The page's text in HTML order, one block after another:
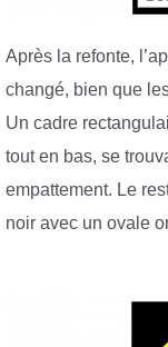
Après la refonte,
changé, bien que
Un cadre
tout en bas, se
empattement. Le
noir avec un ovale